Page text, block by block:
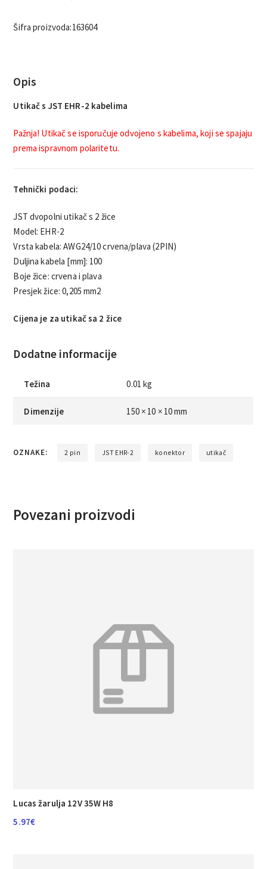
Šifra proizvoda:163604
Opis
Utikač s JST EHR-2 kabelima
Pažnja! Utikač se isporučuje odvojeno s kabelima, koji se spajaju
prema ispravnom polaritetu.
Tehnički podaci:
JST dvopolni utikač s 2 žice
Model: EHR-2
Vrsta kabela: AWG24/10 crvena/plava (2PIN)
Duljina kabela [mm]: 100
Boje žice: crvena i plava
Presjek žice: 0,205 mm2
Cijena je za utikač sa 2 žice
Dodatne informacije
Težina 0.01 kg
Dimenzije 150 × 10 × 10 mm
OZNAKE: 2 pin JST EHR-2 konektor utikač
Povezani proizvodi
Lucas žarulja 12V 35W H8
5.97€